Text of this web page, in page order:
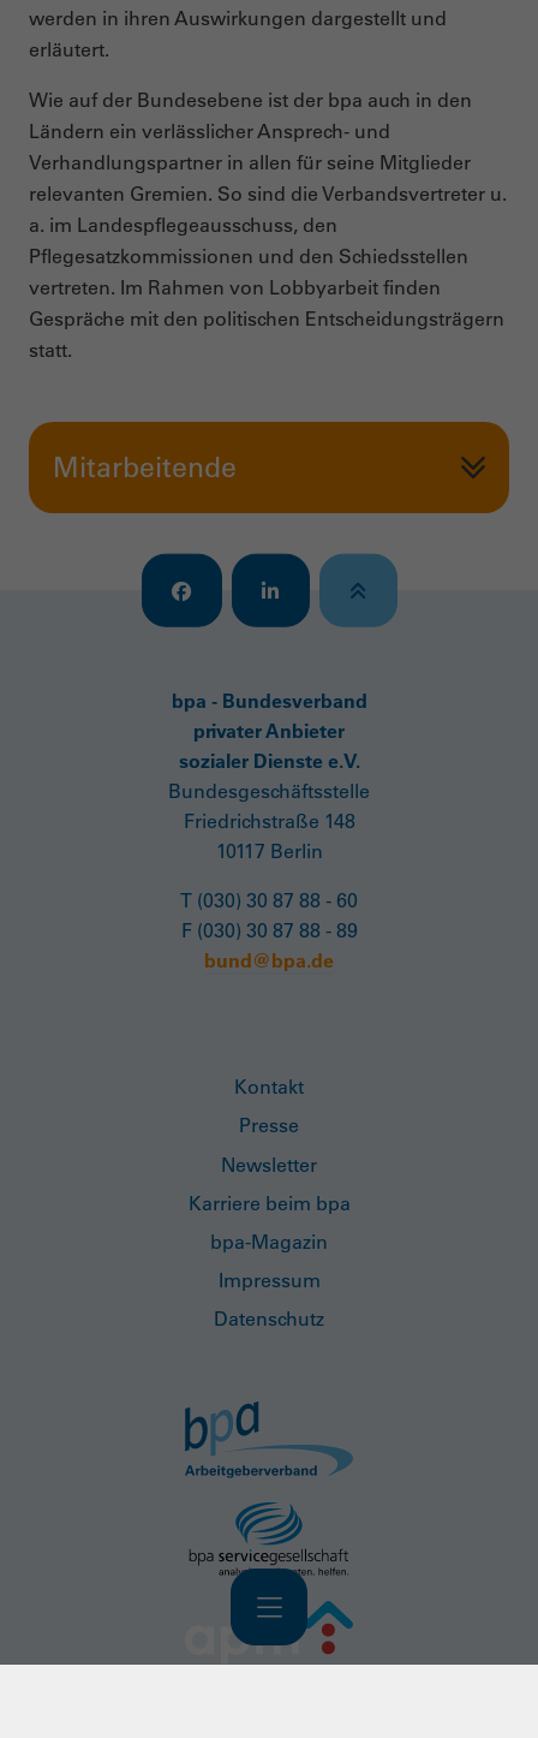
Navigation
werden in ihren Auswirkungen dargestellt und
erläutert.
Wie auf der Bundesebene ist der bpa auch in den
Ländern ein verlässlicher Ansprech- und
Verhandlungspartner in allen für seine Mitglieder
relevanten Gremien. So sind die Verbandsvertreter u.
a. im Landespflegeausschuss, den
Pflegesatzkommissionen und den Schiedsstellen
vertreten. Im Rahmen von Lobbyarbeit finden
Gespräche mit den politischen Entscheidungsträgern
statt.
Mitarbeitende
bpa - Bundesverband
privater Anbieter
sozialer Dienste e.V.
Bundesgeschäftsstelle
Friedrichstraße 148
10117 Berlin
T (030) 30 87 88 - 60
F (030) 30 87 88 - 89
bund@bpa.de
Kontakt
Presse
Newsletter
Karriere beim bpa
bpa-Magazin
Impressum
Datenschutz